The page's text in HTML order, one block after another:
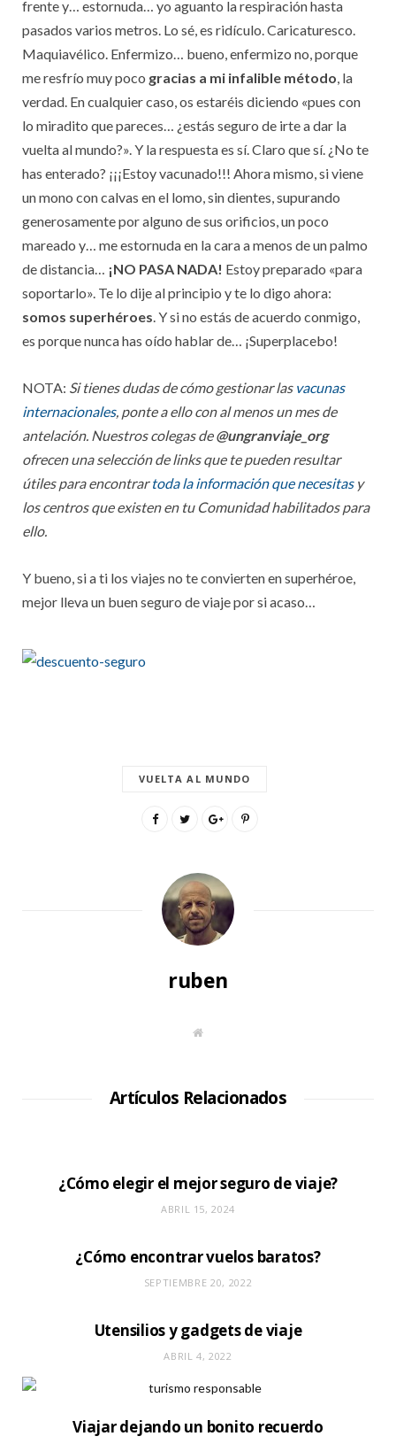
frente y… estornuda… yo aguanto la respiración hasta
pasados varios metros. Lo sé, es ridículo. Caricaturesco.
Maquiavélico. Enfermizo… bueno, enfermizo no, porque
me resfrío muy poco gracias a mi infalible método, la
verdad. En cualquier caso, os estaréis diciendo «pues con
lo miradito que pareces… ¿estás seguro de irte a dar la
vuelta al mundo?». Y la respuesta es sí. Claro que sí. ¿No te
has enterado? ¡¡¡Estoy vacunado!!! Ahora mismo, si viene
un mono con calvas en el lomo, sin dientes, supurando
generosamente por alguno de sus orificios, un poco
mareado y… me estornuda en la cara a menos de un palmo
de distancia… ¡NO PASA NADA! Estoy preparado «para
soportarlo». Te lo dije al principio y te lo digo ahora:
somos superhéroes. Y si no estás de acuerdo conmigo,
es porque nunca has oído hablar de… ¡Superplacebo!
NOTA: Si tienes dudas de cómo gestionar las vacunas
internacionales, ponte a ello con al menos un mes de
antelación. Nuestros colegas de@ungranviaje_org
ofrecen una selección de links que te pueden resultar
útiles para encontrartoda la información que necesitasy
los centros que existen en tu Comunidad habilitados para
ello.
Y bueno, si a ti los viajes no te convierten en superhéroe,
mejor lleva un buen seguro de viaje por si acaso…
VUELTA AL MUNDO
ruben
S
W
Artículos Relacionados
¿Cómo elegir el mejor seguro de viaje?
ABRIL 15, 2024
¿Cómo encontrar vuelos baratos?
SEPTIEMBRE 20, 2022
Utensilios y gadgets de viaje
ABRIL 4, 2022
Viajar dejando un bonito recuerdo